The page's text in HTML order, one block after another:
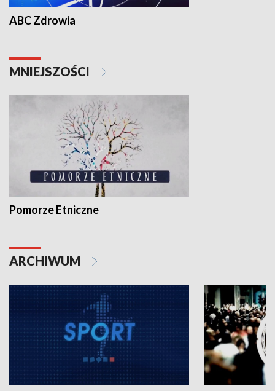
ABC Zdrowia
MNIEJSZOŚCI
Pomorze Etniczne
ARCHIWUM